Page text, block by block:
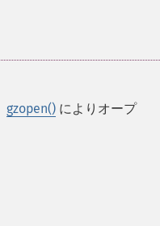
gzopen() によりオープ